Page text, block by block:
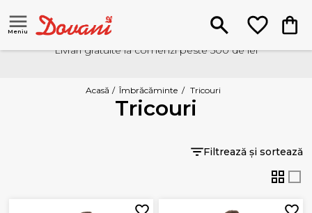
Meniu
Livrari gratuite la comenzi peste 500 de lei
Acasă / Îmbrăcăminte / Tricouri
Tricouri
Filtrează și sortează